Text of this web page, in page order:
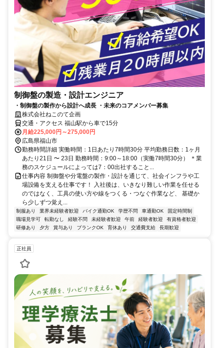
制御盤の製造・設計エンジニア
・制御盤の製作から設計へ成長 ・未来のコアメンバー募集
株式会社ねこのて企画
交通・アクセス 福山駅から車で15分
月給225,000円～275,000円
広島県福山市
勤務時間詳細 実働時間：1日あたり7時間30分 平均勤務日数：1ヶ月
あたり21日 〜 23日 勤務時間：9:00～18:00（実働7時間30分） ＊業
務のスケジュールによっては7：00出社すること...
仕事内容 制御盤や分電盤の製作・設計を通じて、社会インフラや工
場設備を支える仕事です！ 入社後は、いきなり難しい作業を任せる
のではなく、工具の使い方や線をつくる・つなぐ作業など、 基礎か
ら少しずつ覚え...
制服あり 業界未経験者歓迎 バイク通勤OK 学歴不問 車通勤OK
固定時間制
職場見学可
転勤なし 経験不問 未経験者歓迎 午前 経験者歓迎
有資格者歓迎
研修あり
夕方 賞与あり ブランクOK 育休あり 交通費支給 長期歓迎
正社員